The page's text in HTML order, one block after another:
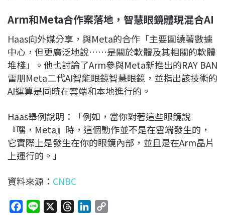
Arm和Meta合作案落地，智慧眼鏡體現混合AI
Haas向外媒分享，與Meta的合作「主要圍繞著數據
中心，但更廣泛地說……是關於軟體及其相關的軟體
堆棧」。他也討論了Arm參與Meta新推出的RAY BAN
雷朋Meta二代AI智能眼鏡智慧眼鏡，並指出該技術的
AI運算是同時在雲端和本地進行的。
Haas舉例說明：「例如，當你對著這些眼鏡說
『嘿，Meta』時，這個動作並不是在雲端發生的，
它實際上是發生在你的眼鏡內部，並且是在Arm晶片
上運行的。」
資料來源： CNBC